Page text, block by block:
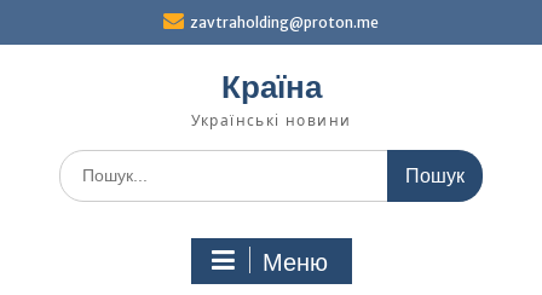
zavtraholding@proton.me
Країна
Українські новини
Шукати:
Меню